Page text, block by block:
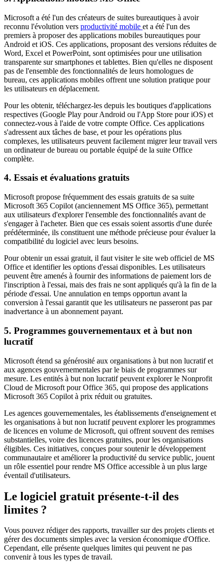
Microsoft a été l'un des créateurs de suites bureautiques à avoir
reconnu l'évolution vers productivité mobile et a été l'un des
premiers à proposer des applications mobiles bureautiques pour
Android et iOS. Ces applications, proposant des versions réduites de
Word, Excel et PowerPoint, sont optimisées pour une utilisation
transparente sur smartphones et tablettes. Bien qu'elles ne disposent
pas de l'ensemble des fonctionnalités de leurs homologues de
bureau, ces applications mobiles offrent une solution pratique pour
les utilisateurs en déplacement.
Pour les obtenir, téléchargez-les depuis les boutiques d'applications
respectives (Google Play pour Android ou l'App Store pour iOS) et
connectez-vous à l'aide de votre compte Office. Ces applications
s'adressent aux tâches de base, et pour les opérations plus
complexes, les utilisateurs peuvent facilement migrer leur travail vers
un ordinateur de bureau ou portable équipé de la suite Office
complète.
4. Essais et évaluations gratuits
Microsoft propose fréquemment des essais gratuits de sa suite
Microsoft 365 Copilot (anciennement MS Office 365), permettant
aux utilisateurs d'explorer l'ensemble des fonctionnalités avant de
s'engager à l'acheter. Bien que ces essais soient assortis d'une durée
prédéterminée, ils constituent une méthode précieuse pour évaluer la
compatibilité du logiciel avec leurs besoins.
Pour obtenir un essai gratuit, il faut visiter le site web officiel de MS
Office et identifier les options d'essai disponibles. Les utilisateurs
peuvent être amenés à fournir des informations de paiement lors de
l'inscription à l'essai, mais des frais ne sont appliqués qu'à la fin de la
période d'essai. Une annulation en temps opportun avant la
conversion à l'essai garantit que les utilisateurs ne passeront pas par
inadvertance à un abonnement payant.
5. Programmes gouvernementaux et à but non
lucratif
Microsoft étend sa générosité aux organisations à but non lucratif et
aux agences gouvernementales par le biais de programmes sur
mesure. Les entités à but non lucratif peuvent explorer le Nonprofit
Cloud de Microsoft pour Office 365, qui propose des applications
Microsoft 365 Copilot à prix réduit ou gratuites.
Les agences gouvernementales, les établissements d'enseignement et
les organisations à but non lucratif peuvent explorer les programmes
de licences en volume de Microsoft, qui offrent souvent des remises
substantielles, voire des licences gratuites, pour les organisations
éligibles. Ces initiatives, conçues pour soutenir le développement
communautaire et améliorer la productivité du service public, jouent
un rôle essentiel pour rendre MS Office accessible à un plus large
éventail d'utilisateurs.
Le logiciel gratuit présente-t-il des
limites ?
Vous pouvez rédiger des rapports, travailler sur des projets clients et
gérer des documents simples avec la version économique d'Office.
Cependant, elle présente quelques limites qui peuvent ne pas
convenir à tous les types de travail.